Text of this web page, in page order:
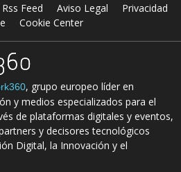
Rss Feed Aviso Legal
Privacidad
Cookie Center
, grupo europeo líder en
y medios especializados para el
de plataformas digitales y eventos,
y decisores tecnológicos
Digital, la Innovación y el